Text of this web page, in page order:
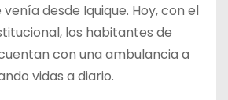
desde Iquique. Hoy, con el
los habitantes de
con una ambulancia a
vidas a diario.